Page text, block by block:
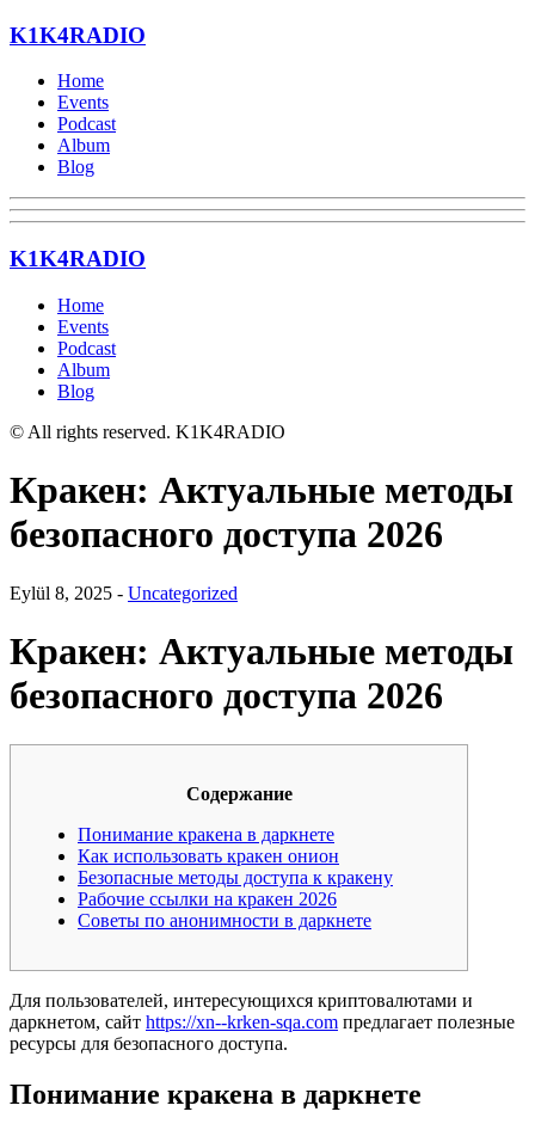
K1K4RADIO
Home
Events
Podcast
Album
Blog
K1K4RADIO
Home
Events
Podcast
Album
Blog
© All rights reserved. K1K4RADIO
Кракен: Актуальные методы
безопасного доступа 2026
Eylül 8, 2025 - Uncategorized
Кракен: Актуальные методы
безопасного доступа 2026
Содержание
Понимание кракена в даркнете
Как использовать кракен онион
Безопасные методы доступа к кракену
Рабочие ссылки на кракен 2026
Советы по анонимности в даркнете
Для пользователей, интересующихся криптовалютами и
даркнетом, сайт https://xn--krken-sqa.com предлагает полезные
ресурсы для безопасного доступа.
Понимание кракена в даркнете